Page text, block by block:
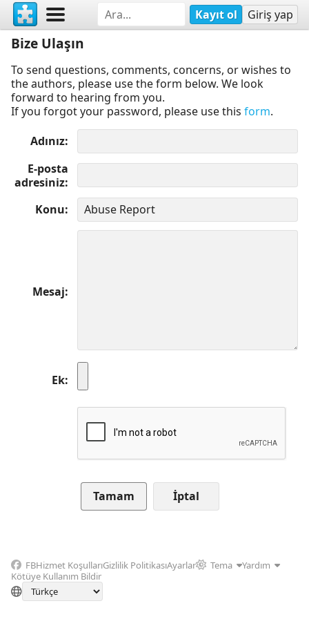
Kayıt ol Giriş yap
Bize Ulaşın
To send questions, comments, concerns, or wishes to
the authors, please use the form below. We look
forward to hearing from you.
If you forgot your password, please use this form.
Adınız
E-posta
adresiniz
Konu
Mesaj
Ek
İptal
FBHizmet KoşullarıGizlilik PolitikasıAyarlar Tema
Yardım
Kötüye Kullanım Bildir